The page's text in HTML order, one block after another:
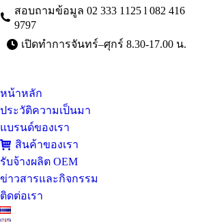
สอบถามข้อมูล 02 333 1125 l 082 416
9797
เปิดทำการจันทร์–ศุกร์ 8.30-17.00 น.
หน้าหลัก
ประวัติความเป็นมา
แบรนด์ของเรา
สินค้าของเรา
รับจ้างผลิต OEM
ข่าวสารและกิจกรรม
ติดต่อเรา